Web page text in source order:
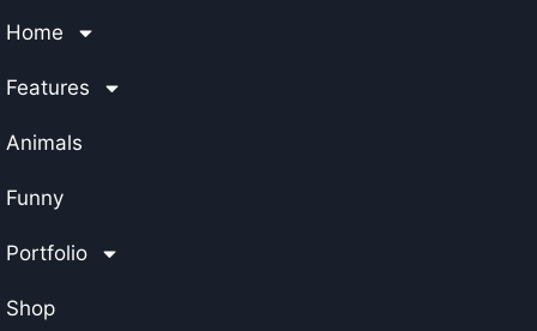
Home
Features
Animals
Funny
Portfolio
Shop